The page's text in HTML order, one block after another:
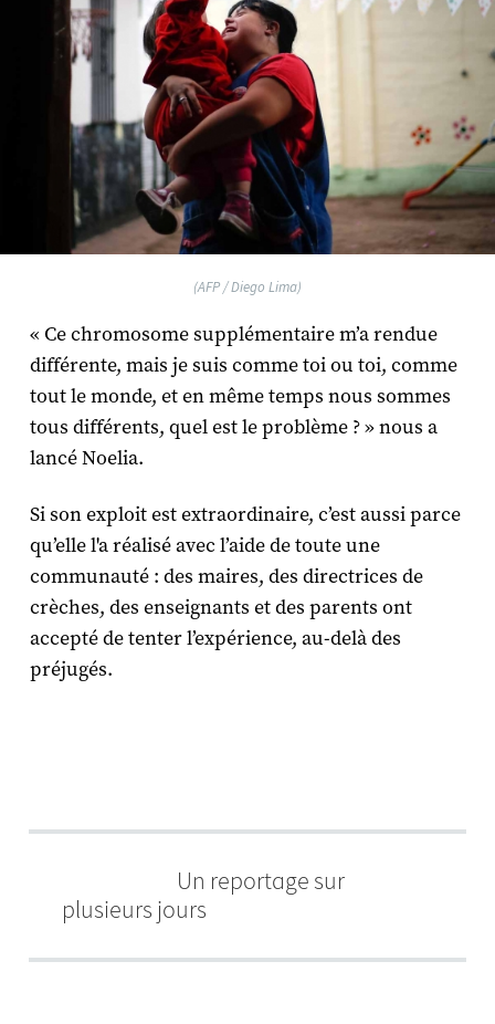
(AFP / Diego Lima)
« Ce chromosome supplémentaire m’a rendue
différente, mais je suis comme toi ou toi, comme
tout le monde, et en même temps nous sommes
tous différents, quel est le problème ? » nous a
lancé Noelia.
Si son exploit est extraordinaire, c’est aussi parce
qu’elle l'a réalisé avec l’aide de toute une
communauté : des maires, des directrices de
crèches, des enseignants et des parents ont
accepté de tenter l’expérience, au-delà des
préjugés.
Un reportage sur
plusieurs jours